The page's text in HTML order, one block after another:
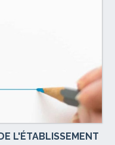
L'ÉTABLISSEMENT